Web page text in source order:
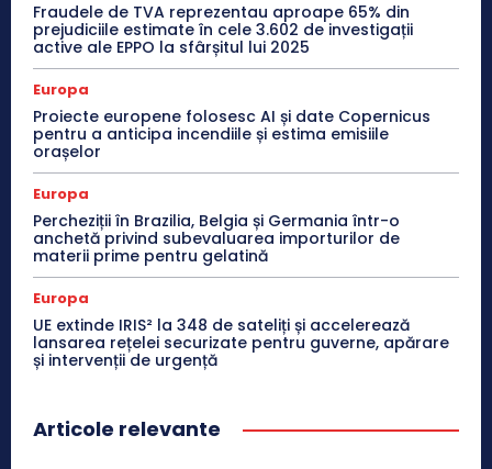
Fraudele de TVA reprezentau aproape 65% din
prejudiciile estimate în cele 3.602 de investigații
active ale EPPO la sfârșitul lui 2025
Europa
Proiecte europene folosesc AI și date Copernicus
pentru a anticipa incendiile și estima emisiile
orașelor
Europa
Percheziții în Brazilia, Belgia și Germania într-o
anchetă privind subevaluarea importurilor de
materii prime pentru gelatină
Europa
UE extinde IRIS² la 348 de sateliți și accelerează
lansarea rețelei securizate pentru guverne, apărare
și intervenții de urgență
Articole relevante